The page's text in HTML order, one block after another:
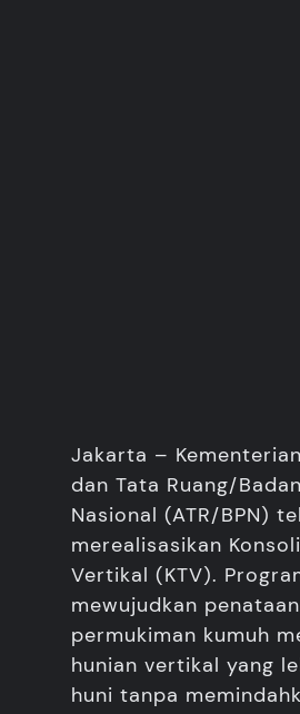
Jakarta –
dan Tata Ruang/
Nasional (ATR/BPN)
merealisasikan
Vertikal (KTV).
mewujudkan
permukiman kumuh
hunian vertikal yang
huni tanpa